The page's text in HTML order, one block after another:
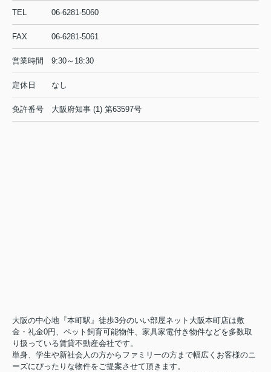
単身、学生や新社会人の方からファミリーの方まで幅広
くお客様のニーズにぴったりな物件をご提案させて頂き
ます。
タワーマンションなどの高級賃貸や法人契約等もお任せ
入居までスムーズにお手伝いさせて頂きます。
を利用したオンライン内覧・ご契約も可能です！
大阪のお部屋探しはいい部屋ネット大阪本町店
TEL 06-6281-5060
FAX 06-6281-5061
営業時間 9:30～18:30
定休日 なし
免許番号 大阪府知事 (1) 第63597号
大阪の中心地『本町駅』徒歩3分のいい部屋ネット大阪本町店は敷
金・礼金0円、ペット飼育可能物件、家具家電付き物件などを多数取
り扱っている賃貸不動産会社です。
単身、学生や新社会人の方からファミリーの方まで幅広くお客様のニ
ーズにぴったりな物件をご提案させて頂きます。